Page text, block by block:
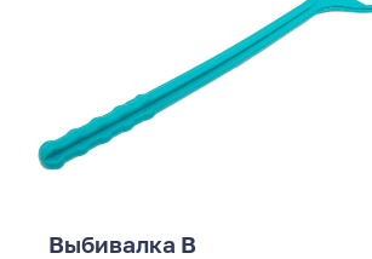
Выбивалка В